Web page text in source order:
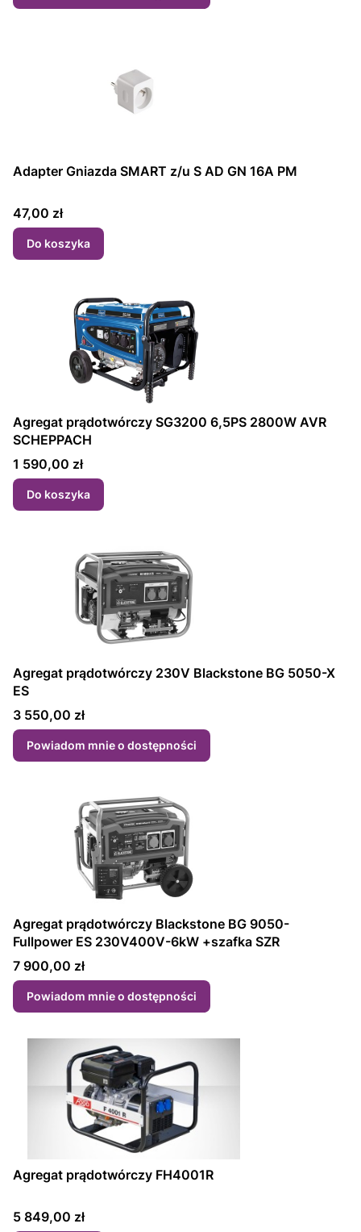
Adapter Gniazda SMART z/u S AD GN 16A PM
Cena
47,00 zł
Do koszyka
Agregat prądotwórczy SG3200 6,5PS 2800W AVR
SCHEPPACH
Cena
1 590,00 zł
Do koszyka
Agregat prądotwórczy 230V Blackstone BG 5050-X
ES
Cena
3 550,00 zł
Powiadom mnie o dostępności
Agregat prądotwórczy Blackstone BG 9050-
Fullpower ES 230V400V-6kW +szafka SZR
Cena
7 900,00 zł
Powiadom mnie o dostępności
Agregat prądotwórczy FH4001R
Cena
5 849,00 zł